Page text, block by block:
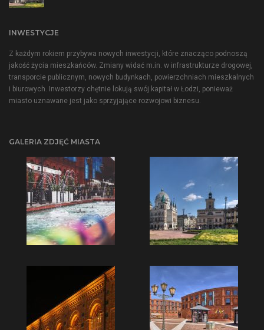
INWESTYCJE
Z każdym rokiem przybywa nowych inwestycji, które znacząco podnoszą
jakość życia mieszkańców. Zmiany widać m.in. w infrastrukturze drogowej,
transporcie publicznym, nowych budynkach, powierzchniach mieszkalnych
i biurowych. Inwestorzy chętnie lokują swój kapitał w Łodzi, ponieważ
miasto uznawane jest jako sprzyjające rozwojowi biznesu.
GALERIA ZDJĘĆ MIASTA